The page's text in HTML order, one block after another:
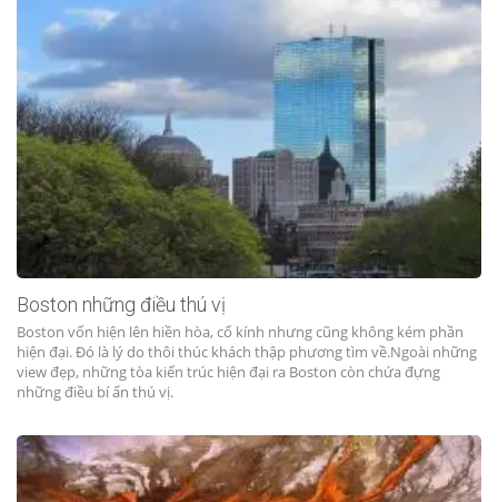
Boston những điều thú vị
Boston vốn hiện lên hiền hòa, cổ kính nhưng cũng không kém phần
hiện đại. Đó là lý do thôi thúc khách thập phương tìm về.Ngoài những
view đẹp, những tòa kiến trúc hiện đại ra Boston còn chứa đựng
những điều bí ẩn thú vị.